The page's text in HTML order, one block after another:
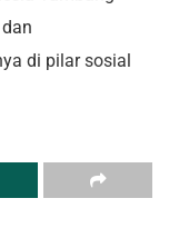
di pilar sosial